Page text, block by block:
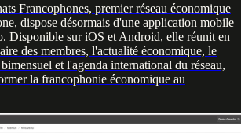
Francophones, premier réseau économique
dispose désormais d'une application mobile
Disponible sur iOS et Android, elle réunit en
des membres, l'actualité économique, le
et l'agenda international du réseau,
la francophonie économique au